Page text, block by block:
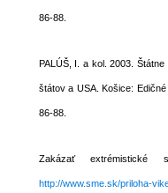
86-88.
PALÚŠ, I. a kol. 2003.
štátov a USA. Košice:
86-88.
Zakázať
http://www.sme.sk/priloha-